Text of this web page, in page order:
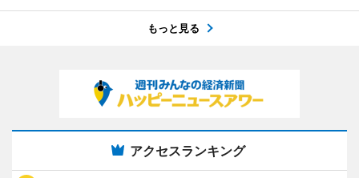
もっと見る
アクセスランキング